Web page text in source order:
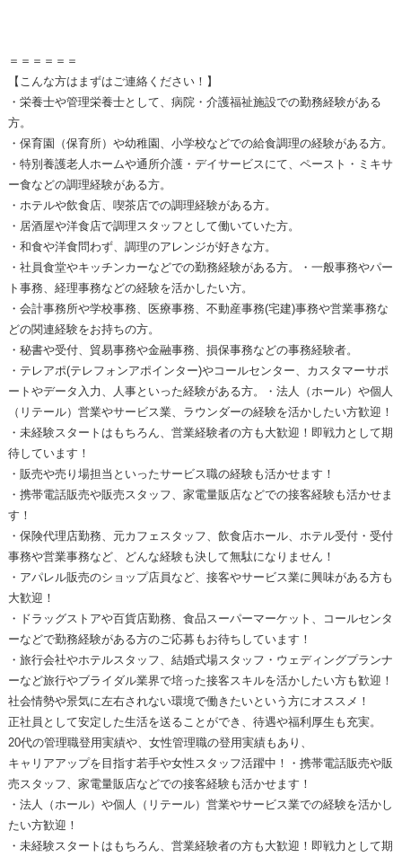
＝＝＝＝＝＝
【こんな方はまずはご連絡ください！】
・栄養士や管理栄養士として、病院・介護福祉施設での勤務経験がある
方。
・保育園（保育所）や幼稚園、小学校などでの給食調理の経験がある方。
・特別養護老人ホームや通所介護・デイサービスにて、ペースト・ミキサ
ー食などの調理経験がある方。
・ホテルや飲食店、喫茶店での調理経験がある方。
・居酒屋や洋食店で調理スタッフとして働いていた方。
・和食や洋食問わず、調理のアレンジが好きな方。
・社員食堂やキッチンカーなどでの勤務経験がある方。・一般事務やパー
ト事務、経理事務などの経験を活かしたい方。
・会計事務所や学校事務、医療事務、不動産事務(宅建)事務や営業事務な
どの関連経験をお持ちの方。
・秘書や受付、貿易事務や金融事務、損保事務などの事務経験者。
・テレアポ(テレフォンアポインター)やコールセンター、カスタマーサポ
ートやデータ入力、人事といった経験がある方。・法人（ホール）や個人
（リテール）営業やサービス業、ラウンダーの経験を活かしたい方歓迎！
・未経験スタートはもちろん、営業経験者の方も大歓迎！即戦力として期
待しています！
・販売や売り場担当といったサービス職の経験も活かせます！
・携帯電話販売や販売スタッフ、家電量販店などでの接客経験も活かせま
す！
・保険代理店勤務、元カフェスタッフ、飲食店ホール、ホテル受付・受付
事務や営業事務など、どんな経験も決して無駄になりません！
・アパレル販売のショップ店員など、接客やサービス業に興味がある方も
大歓迎！
・ドラッグストアや百貨店勤務、食品スーパーマーケット、コールセンタ
ーなどで勤務経験がある方のご応募もお待ちしています！
・旅行会社やホテルスタッフ、結婚式場スタッフ・ウェディングプランナ
ーなど旅行やブライダル業界で培った接客スキルを活かしたい方も歓迎！
社会情勢や景気に左右されない環境で働きたいという方にオススメ！
正社員として安定した生活を送ることができ、待遇や福利厚生も充実。
20代の管理職登用実績や、女性管理職の登用実績もあり、
キャリアアップを目指す若手や女性スタッフ活躍中！・携帯電話販売や販
売スタッフ、家電量販店などでの接客経験も活かせます！
・法人（ホール）や個人（リテール）営業やサービス業での経験を活かし
たい方歓迎！
・未経験スタートはもちろん、営業経験者の方も大歓迎！即戦力として期